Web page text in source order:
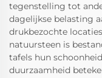
tegenstelling tot
dagelijkse belasting
drukbezochte
natuursteen is
tafels hun
duurzaamheid